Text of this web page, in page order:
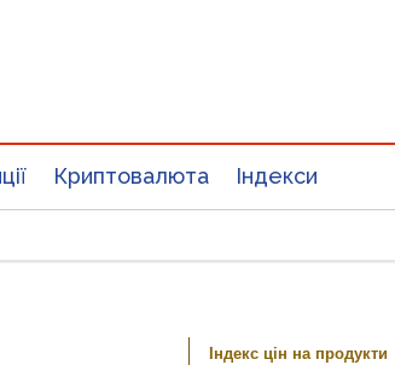
Криптовалюта Індекси
Індекс цін на продукти